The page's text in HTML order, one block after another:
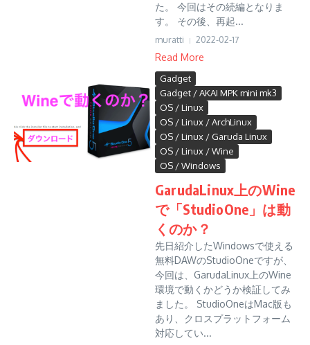
た。 今回はその続編となりま
す。 その後、再起...
muratti 2022-02-17
Read More
Gadget
Gadget / AKAI MPK mini mk3
OS / Linux
OS / Linux / ArchLinux
OS / Linux / Garuda Linux
OS / Linux / Wine
OS / Windows
GarudaLinux上のWine
で「StudioOne」は動
くのか？
先日紹介したWindowsで使える
無料DAWのStudioOneですが、
今回は、GarudaLinux上のWine
環境で動くかどうか検証してみ
ました。 StudioOneはMac版も
あり、クロスプラットフォーム
対応してい...